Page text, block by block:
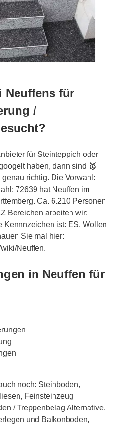
Neuffens für
/
für Steinteppich oder
haben, dann sind 🥇
genau richtig. Die Vorwahl:
72639 hat Neuffen im
Ca. 6.210 Personen
Bereichen arbeiten wir:
Kennnzeichen ist: ES. Wollen
Sie mal hier:
Neuffen.
in Neuffen für
noch: Steinboden,
Feinsteinzeug
/ Treppenbelag Alternative,
und Balkonboden,